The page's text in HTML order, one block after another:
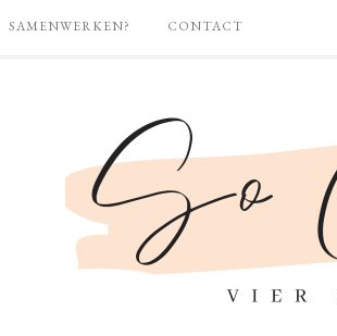
SAMENWERKEN? CONTACT